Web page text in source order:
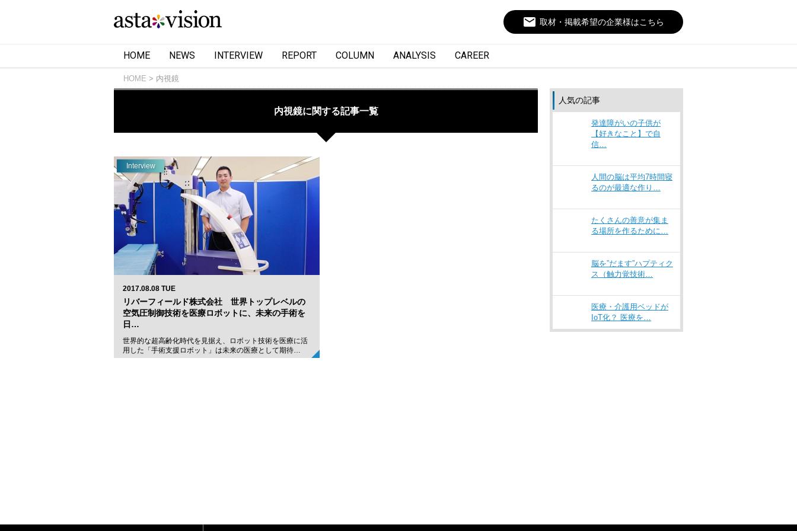
email 取材・掲載希望の企業様はこちら
HOME NEWS INTERVIEW REPORT COLUMN ANALYSIS CAREER
HOME 内視鏡
内視鏡に関する記事一覧
Interview
2017.08.08 TUE
リバーフィールド株式会社 世界トップレベルの
空気圧制御技術を医療ロボットに、未来の手術を
日…
世界的な超高齢化時代を見据え、ロボット技術を医療に活
用した「手術支援ロボット」は未来の医療として期待…
人気の記事
発達障がいの子供が
【好きなこと】で自
信…
人間の脳は平均7時間寝
るのが最適な作り…
たくさんの善意が集ま
る場所を作るために…
脳を”だます”ハプティク
ス（触力覚技術…
医療・介護用ベッドが
IoT化？ 医療を…